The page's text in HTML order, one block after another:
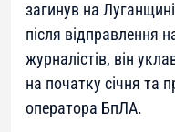
загинув на
після відправлення
журналістів, він
на початку січня та
оператора БпЛА.